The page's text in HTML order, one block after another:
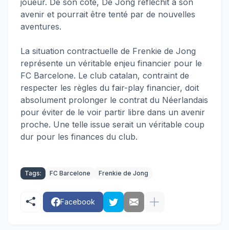
joueur. De son côté, De Jong réfléchit à son
avenir et pourrait être tenté par de nouvelles
aventures.
La situation contractuelle de Frenkie de Jong
représente un véritable enjeu financier pour le
FC Barcelone. Le club catalan, contraint de
respecter les règles du fair-play financier, doit
absolument prolonger le contrat du Néerlandais
pour éviter de le voir partir libre dans un avenir
proche. Une telle issue serait un véritable coup
dur pour les finances du club.
Tags: FC Barcelone Frenkie de Jong
Facebook